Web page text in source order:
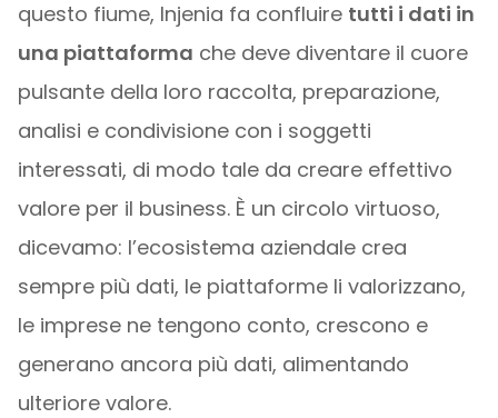
questo fiume, Injenia fa confluire tutti i dati in
una piattaforma che deve diventare il cuore
pulsante della loro raccolta, preparazione,
analisi e condivisione con i soggetti
interessati, di modo tale da creare effettivo
valore per il business. È un circolo virtuoso,
dicevamo: l’ecosistema aziendale crea
sempre più dati, le piattaforme li valorizzano,
le imprese ne tengono conto, crescono e
generano ancora più dati, alimentando
ulteriore valore.